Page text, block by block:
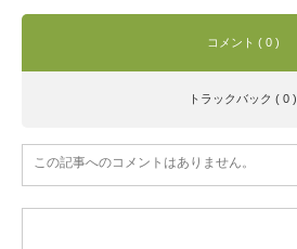
コメント ( 0 )
トラックバック ( 0 )
この記事へのコメントはありません。